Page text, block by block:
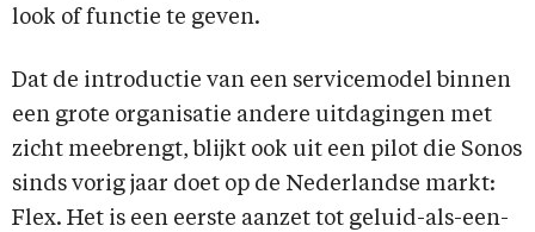
look of functie te geven.
Dat de introductie van een servicemodel binnen
een grote organisatie andere uitdagingen met
zicht meebrengt, blijkt ook uit een pilot die Sonos
sinds vorig jaar doet op de Nederlandse markt:
Flex. Het is een eerste aanzet tot geluid-als-een-